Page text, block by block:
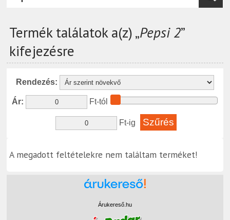
Termék találatok a(z) „Pepsi 2”
kifejezésre
Rendezés:
Ár: Ft-tól
Ft-ig
A megadott feltételekre nem találtam terméket!
Árukereső.hu